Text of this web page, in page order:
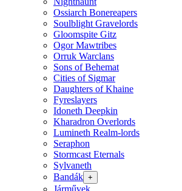
Ossiarch Bonereapers
Soulblight Gravelords
Gloomspite Gitz
Ogor Mawtribes
Orruk Warclans
Sons of Behemat
Cities of Sigmar
Daughters of Khaine
Fyreslayers
Idoneth Deepkin
Kharadron Overlords
Lumineth Realm-lords
Seraphon
Stormcast Eternals
Sylvaneth
Bandák +
Járművek